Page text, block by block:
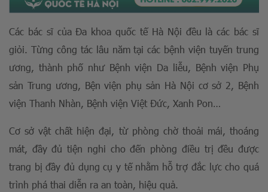
Các bác sĩ của Đa khoa quốc tế Hà Nội đều là các bác sĩ
giỏi. Từng công tác lâu năm tại các bệnh viện tuyến trung
ương, thành phố như Bệnh viện Da liễu, Bệnh viện Phụ
sản Trung ương, Bện viện phụ sản Hà Nội cơ sở 2, Bệnh
viện Thanh Nhàn, Bệnh viện Việt Đức, Xanh Pon…
Cơ sở vật chất hiện đại, từ phòng chờ thoải mái, thoáng
mát, đầy đủ tiện nghi cho đến phòng điều trị đều được
trang bị đầy đủ dụng cụ y tế nhằm hỗ trợ đắc lực cho quá
trình phá thai diễn ra an toàn, hiệu quả.